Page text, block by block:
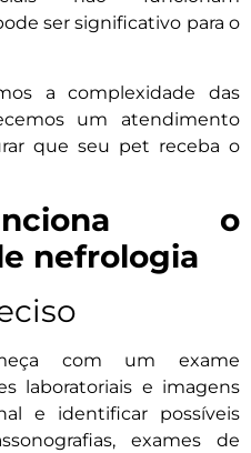
ser significativo para o
a complexidade das
um atendimento
que seu pet receba o
o
nefrologia
com um exame
laboratoriais e imagens
e identificar possíveis
exames de